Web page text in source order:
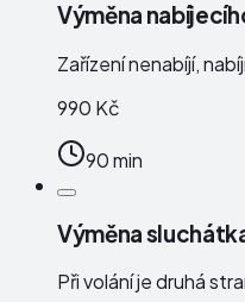
Výměna
Zařízení nenabíjí,
990 Kč
90 min
Výměna
Při volání je druhá